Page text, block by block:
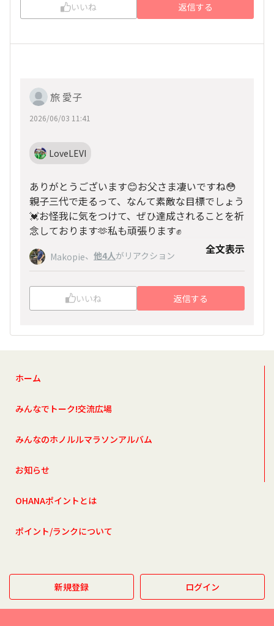
いいね 返信する
旅 愛子
2026/06/03 11:41
LoveLEVI
ありがとうございます😊お父さま凄いですね😳
親子三代で走るって、なんて素敵な目標でしょう
💓お怪我に気をつけて、ぜひ達成されることを祈
念しております🫶私も頑張ります✊
Makopie、 他4人がリアクション 全文表示
いいね 返信する
ホーム
みんなでトーク!交流広場
みんなのホノルルマラソンアルバム
お知らせ
OHANAポイントとは
ポイント/ランクについて
新規登録 ログイン